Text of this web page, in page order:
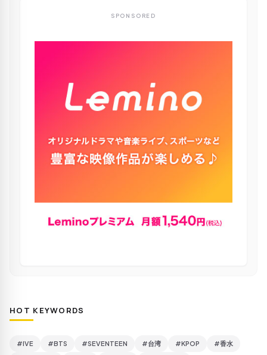
SPONSORED
HOT KEYWORDS
#IVE #BTS #SEVENTEEN #台湾 #KPOP #香水